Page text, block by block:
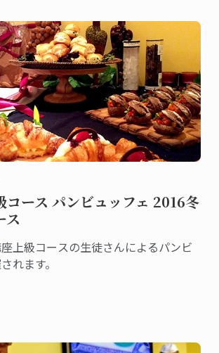
コース パンビュッフェ 2016冬
ス
上級コースの生徒さんによるパンビ
れます。